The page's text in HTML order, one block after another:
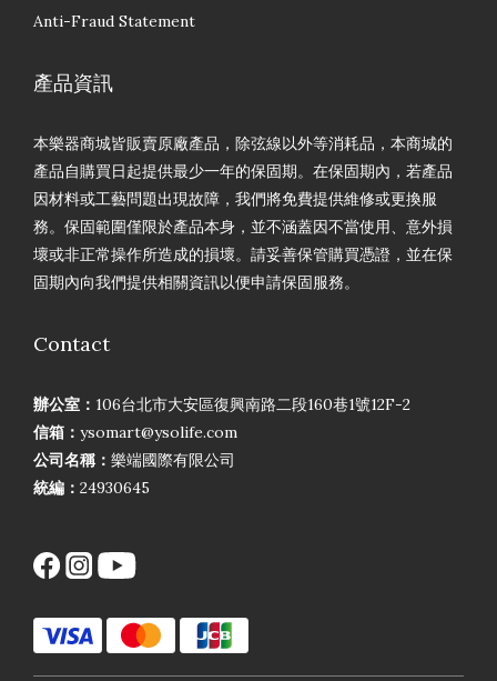
Anti-Fraud Statement
產品資訊
本樂器商城皆販賣原廠產品，除弦線以外等消耗品，本商城的
產品自購買日起提供最少一年的保固期。在保固期內，若產品
因材料或工藝問題出現故障，我們將免費提供維修或更換服
務。保固範圍僅限於產品本身，並不涵蓋因不當使用、意外損
壞或非正常操作所造成的損壞。請妥善保管購買憑證，並在保
固期內向我們提供相關資訊以便申請保固服務。
Contact
辦公室： 106台北市大安區復興南路二段160巷1號12F-2
信箱： ysomart@ysolife.com
公司名稱： 樂端國際有限公司
統編： 24930645